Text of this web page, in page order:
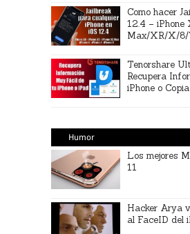
Como hacer
12.4 – iPhone
Max/XR/X/8/
Tenorshare
Recupera
iPhone o
Humor
Los mejores
11
Hacker Arya
al FaceID del